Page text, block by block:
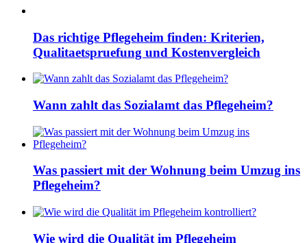
Das richtige Pflegeheim finden: Kriterien,
Qualitaetspruefung und Kostenvergleich
Wann zahlt das Sozialamt das Pflegeheim?
Was passiert mit der Wohnung beim Umzug ins
Pflegeheim?
Wie wird die Qualität im Pflegeheim